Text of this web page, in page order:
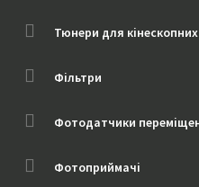
Тюнери для
Фільтри
Фотодатчики
Фотоприймачі